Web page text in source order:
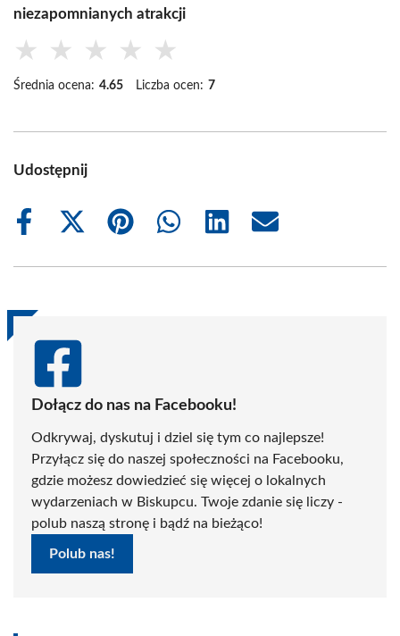
niezapomnianych atrakcji
★ ★ ★ ★ ★
Średnia ocena: 4.65 Liczba ocen: 7
Udostępnij
Share
Share
(Twitter)
Share
Share
Share
Share
Dołącz do nas na Facebooku!
Odkrywaj, dyskutuj i dziel się tym co najlepsze!
Przyłącz się do naszej społeczności na Facebooku,
gdzie możesz dowiedzieć się więcej o lokalnych
wydarzeniach w Biskupcu. Twoje zdanie się liczy -
polub naszą stronę i bądź na bieżąco!
Polub nas!